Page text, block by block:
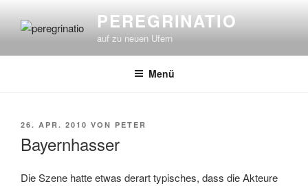
Inhalt
PEREGRINATIO
auf zu neuen Ufern
Menü
VERÖFFENTLICHT
26. APR. 2010 VON PETER
Bayernhasser
Die Szene hatte etwas derart typisches, dass die Akteure